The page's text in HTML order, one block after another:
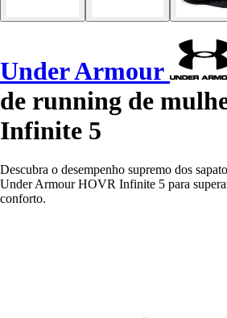
Under Armour
de running de
Infinite 5
Descubra o desempenho supremo dos
Under Armour HOVR Infinite 5 para
conforto.